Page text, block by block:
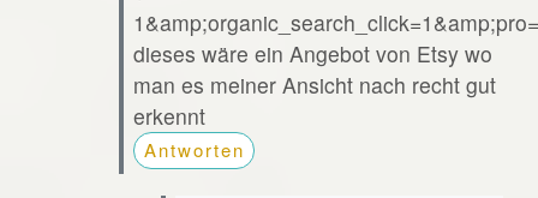
dieses wäre ein Angebot von Etsy wo
man es meiner Ansicht nach recht gut
erkennt
Antworten